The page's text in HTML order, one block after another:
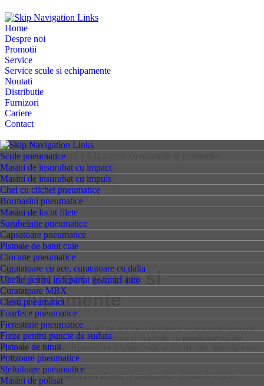
Home
Despre noi
Promotii
Service
Service scule si echipamente
Noutati
Distributie
Furnizori
Cariere
Contact
Scule pneumatice
Masini de insurubat cu impact
Masini de insurubat cu impuls
Chei cu clichet pneumatice
Bormasini pneumatice
Masini de facut filete
Surubelnite pneumatice
Capsatoare pneumatice
Pistoale de batut cuie
Ciocane pneumatice
Curatatoare cu ace, curatatoare cu dalta
Unelte pentru indepartat geamuri auto
Curatatoare MBX
Clesti pneumatici
Foarfece pneumatice
Fierastraie pneumatice
Freze pentru puncte de sudura
Pistoale de nituit
Polizoare pneumatice
Slefuitoare pneumatice
Masini de polisat
Newsletter
Aboneaza-te pentru a fi la curent cu noutatile si promotiile.
vezi toate
» Furnizori
Furnizori scule si
echipamente
De-a lungul celor peste 30 de ani de experienta, compania noastra
a incheiat parteneriate de succes si durabile cu
topde scule si echipamente profesionale si industriale, lideri la nivel
mondial.
Eximod este importator directal produselor oferite de catre: